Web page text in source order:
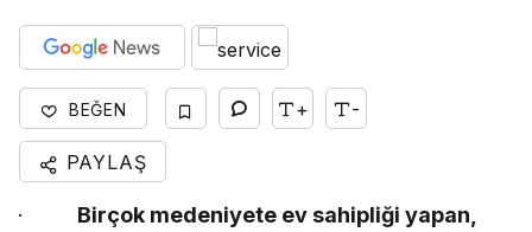
BEĞEN + -
PAYLAŞ
· Birçok medeniyete ev sahipliği yapan,